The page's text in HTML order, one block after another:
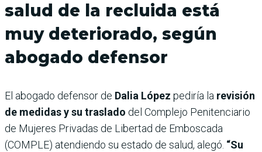
salud de la recluida está
muy deteriorado, según
abogado defensor
El abogado defensor de Dalia López pediría la revisión
de medidas y su traslado del Complejo Penitenciario
de Mujeres Privadas de Libertad de Emboscada
(COMPLE) atendiendo su estado de salud, alegó. “Su